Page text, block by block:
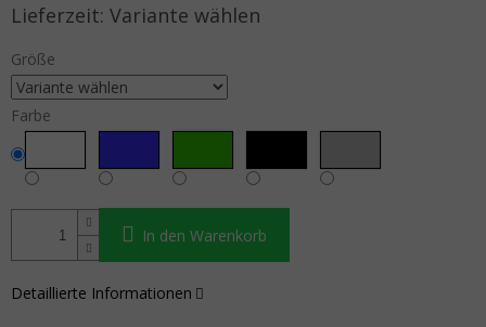
Verkaufspreis: Variante wählen
Größe
Farbe
In den Warenkorb
Detaillierte Informationen